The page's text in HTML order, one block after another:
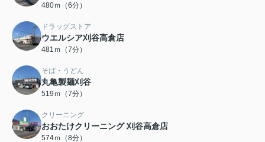
480ｍ（6分）
ドラッグストア
ウエルシア刈谷高倉店
481ｍ（7分）
そば・うどん
丸亀製麺刈谷
519ｍ（7分）
クリーニング
おおたけクリーニング 刈谷高倉店
574ｍ（8分）